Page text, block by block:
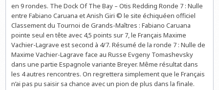
STATU
QUO
DANS
LA
7ÈME
RONDE
en 9 rondes. The Dock Of The Bay – Otis Redding Ronde 7 : Nulle
entre Fabiano Caruana et Anish Giri © le site échiquéen officiel
Classement du Tournoi de Grands-Maîtres : Fabiano Caruana
pointe seul en tête avec 4,5 points sur 7, le Français Maxime
Vachier-Lagrave est second à 4/7. Résumé de la ronde 7 : Nulle de
Maxime Vachier-Lagrave face au Russe Evgeny Tomashevsky
dans une partie Espagnole variante Breyer. Même résultat dans
les 4 autres rencontres. On regrettera simplement que le Français
n’ai pas pu saisir sa chance avec un pion de plus dans la finale.